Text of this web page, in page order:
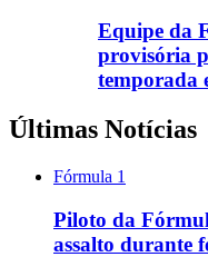
Equipe da
provisória
temporada
Últimas Notícias
Fórmula 1
Piloto da
assalto durante